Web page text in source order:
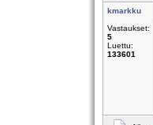
kmarkku
Vastaukset:
5
Luettu:
133601